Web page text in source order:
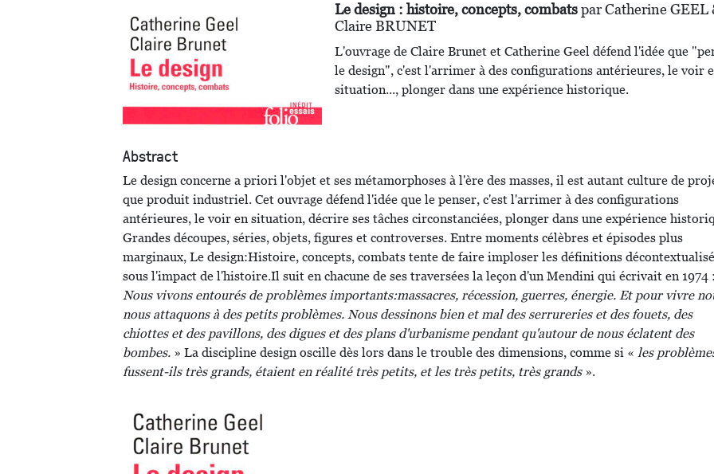
Le design : histoire, concepts, combatspar Catherine GEEL
Claire BRUNET
L'ouvrage de Claire Brunet et Catherine Geel défend l'idée que
le design", c'est l'arrimer à des configurations antérieures, le voir
situation..., plonger dans une expérience historique.
Abstract
Le design concerne a priori l'objet et ses métamorphoses à l'ère des masses, il est autant culture de
que produit industriel. Cet ouvrage défend l'idée que le penser, c'est l'arrimer à des configurations
antérieures, le voir en situation, décrire ses tâches circonstanciées, plonger dans une expérience
Grandes découpes, séries, objets, figures et controverses. Entre moments célèbres et épisodes plus
marginaux, Le design:Histoire, concepts, combats tente de faire imploser les définitions
sous l'impact de l'histoire.Il suit en chacune de ses traversées la leçon d'un Mendini qui écrivait en 1974
Nous vivons entourés de problèmes importants:massacres, récession, guerres, énergie. Et pour vivre
nous attaquons à des petits problèmes. Nous dessinons bien et mal des serrureries et des fouets, des
chiottes et des pavillons, des digues et des plans d'urbanisme pendant qu'autour de nous éclatent des
bombes. » La discipline design oscille dès lors dans le trouble des dimensions, comme si « les
fussent-ils très grands, étaient en réalité très petits, et les très petits, très grands».